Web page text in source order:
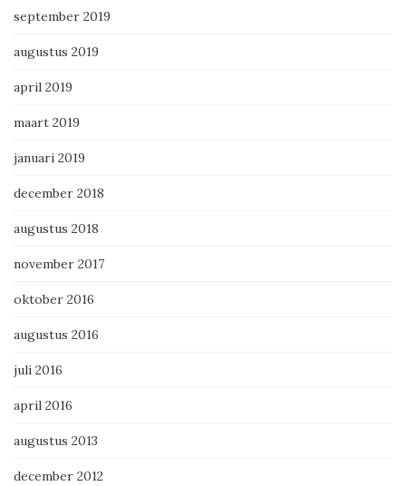
september 2019
augustus 2019
april 2019
maart 2019
januari 2019
december 2018
augustus 2018
november 2017
oktober 2016
augustus 2016
juli 2016
april 2016
augustus 2013
december 2012